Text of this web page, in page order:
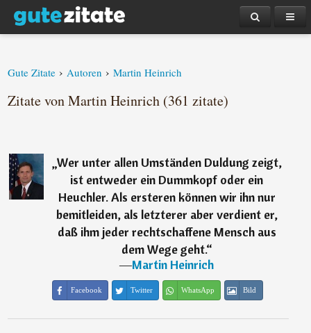
Gute Zitate › Autoren › Martin Heinrich
Zitate von Martin Heinrich (361 zitate)
„Wer unter allen Umständen Duldung zeigt,
ist entweder ein Dummkopf oder ein
Heuchler. Als ersteren können wir ihn nur
bemitleiden, als letzterer aber verdient er,
daß ihm jeder rechtschaffene Mensch aus
dem Wege geht.“
―Martin Heinrich
Facebook Twitter WhatsApp Bild